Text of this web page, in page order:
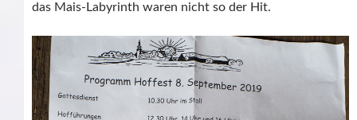
das Mais-Labyrinth waren nicht so der Hit.